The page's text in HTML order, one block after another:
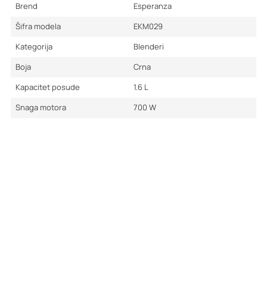
Brend
Esperanza
Šifra modela
EKM029
Kategorija
Blenderi
Boja
Crna
Kapacitet posude
1.6 L
Snaga motora
700 W